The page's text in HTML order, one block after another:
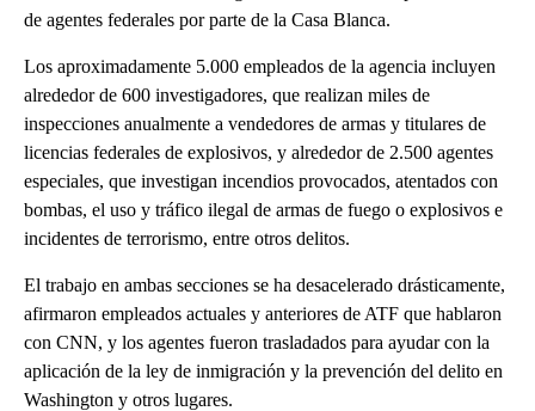
de agentes federales por parte de la Casa Blanca.
Los aproximadamente 5.000 empleados de la agencia incluyen
alrededor de 600 investigadores, que realizan miles de
inspecciones anualmente a vendedores de armas y titulares de
licencias federales de explosivos, y alrededor de 2.500 agentes
especiales, que investigan incendios provocados, atentados con
bombas, el uso y tráfico ilegal de armas de fuego o explosivos e
incidentes de terrorismo, entre otros delitos.
El trabajo en ambas secciones se ha desacelerado drásticamente,
afirmaron empleados actuales y anteriores de ATF que hablaron
con CNN, y los agentes fueron trasladados para ayudar con la
aplicación de la ley de inmigración y la prevención del delito en
Washington y otros lugares.